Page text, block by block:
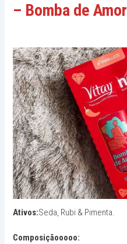
– Bomba de Amor
Ativos:Seda, Rubi & Pimenta.
Composiçãooooo: